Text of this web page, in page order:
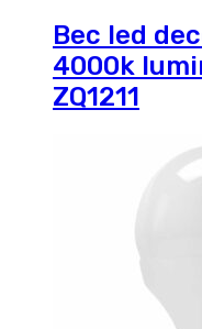
Bec led
4000k
ZQ1211